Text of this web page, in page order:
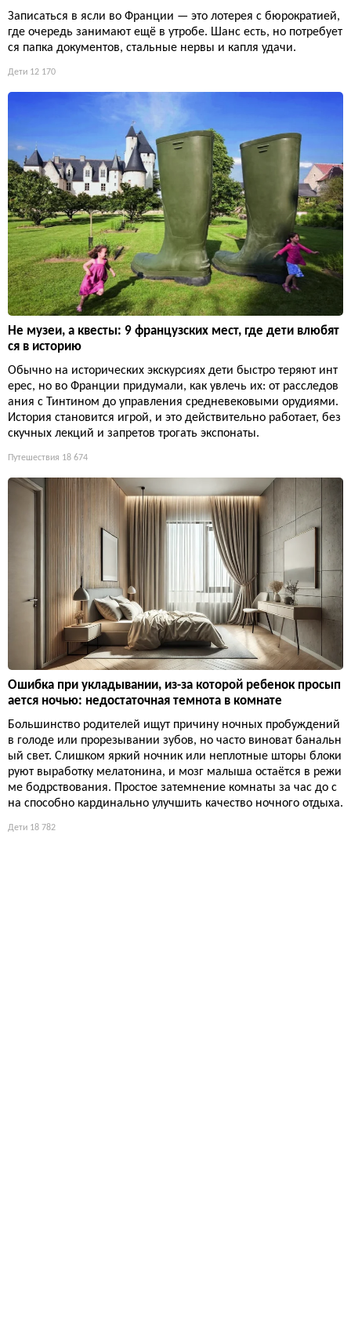
Записаться в ясли во Франции — это лотерея с бюрократией,
где очередь занимают ещё в утробе. Шанс есть, но потребует
ся папка документов, стальные нервы и капля удачи.
Дети 12 170
Не музеи, а квесты: 9 французских мест, где дети влюбят
ся в историю
Обычно на исторических экскурсиях дети быстро теряют инт
ерес, но во Франции придумали, как увлечь их: от расследов
ания с Тинтином до управления средневековыми орудиями.
История становится игрой, и это действительно работает, без
скучных лекций и запретов трогать экспонаты.
Путешествия 18 674
Ошибка при укладывании, из-за которой ребенок просып
ается ночью: недостаточная темнота в комнате
Большинство родителей ищут причину ночных пробуждений
в голоде или прорезывании зубов, но часто виноват банальн
ый свет. Слишком яркий ночник или неплотные шторы блоки
руют выработку мелатонина, и мозг малыша остаётся в режи
ме бодрствования. Простое затемнение комнаты за час до с
на способно кардинально улучшить качество ночного отдыха.
Дети 18 782